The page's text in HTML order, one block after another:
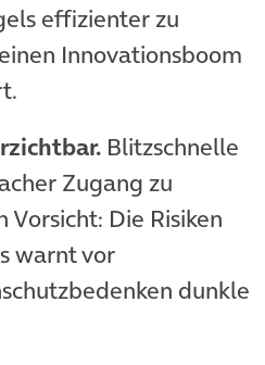
effizienter zu
Innovationsboom
Blitzschnelle
Zugang zu
Die Risiken
warnt vor
dunkle